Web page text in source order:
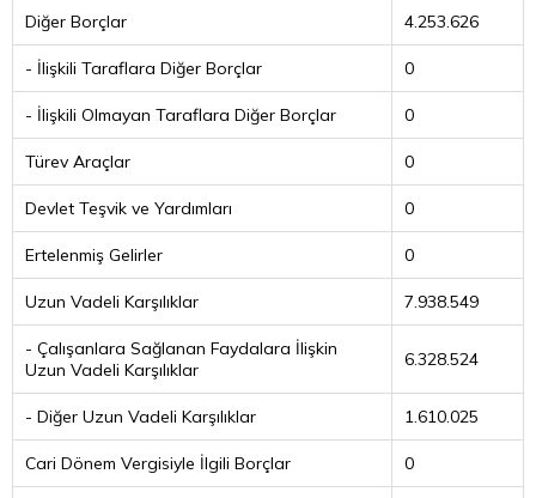
Diğer Borçlar 4.253.626
- İlişkili Taraflara Diğer Borçlar 0
- İlişkili Olmayan Taraflara Diğer Borçlar 0
Türev Araçlar 0
Devlet Teşvik ve Yardımları 0
Ertelenmiş Gelirler 0
Uzun Vadeli Karşılıklar 7.938.549
- Çalışanlara Sağlanan Faydalara İlişkin
Uzun Vadeli Karşılıklar
6.328.524
- Diğer Uzun Vadeli Karşılıklar 1.610.025
Cari Dönem Vergisiyle İlgili Borçlar 0